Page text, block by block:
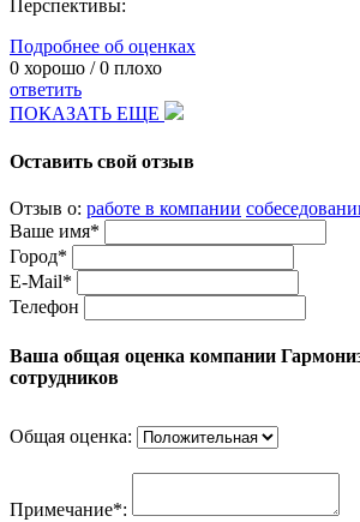
Перспективы:
Подробнее об оценках
0 хорошо /0 плохо
ответить
ПОКАЗАТЬ ЕЩЕ
Оставить свой отзыв
Отзыв о: работе в компании
Ваше имя*
Город*
E-Mail*
Телефон
Ваша общая оценка компании
сотрудников
Общая оценка:
Примечание*: